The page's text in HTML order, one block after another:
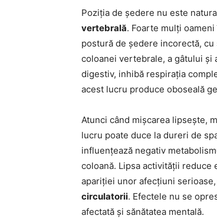
Poziția de ședere nu este
vertebrală. Foarte mulți
postură de ședere incorectă,
coloanei vertebrale, a gâtului și
digestiv, inhibă respirația
acest lucru produce oboseală
Atunci când mișcarea lipsește,
lucru poate duce la dureri de
influențează negativ
coloană. Lipsa activității reduce
apariției unor afecțiuni
circulatorii. Efectele nu se
afectată și sănătatea mentală.